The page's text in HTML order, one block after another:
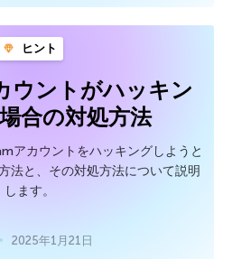
ヒント
ウントがハッキン
合の対処方法
アカウントをハッキングしようと
法と、その対処方法について説明
します。
2025年1月21日